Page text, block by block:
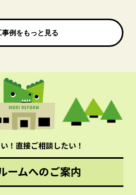
事例をもっと見る
事例をもっと見る
！直接ご相談したい！
ームへのご案内